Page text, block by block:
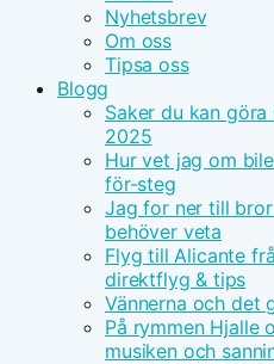
Nyhetsbrev
Om oss
Tipsa oss
Blogg
Saker du kan
2025
Hur vet jag om
för-steg
Jag for ner till
behöver veta
Flyg till Alicante
direktflyg & tips
Vännerna och det
På rymmen Hjalle
musiken och